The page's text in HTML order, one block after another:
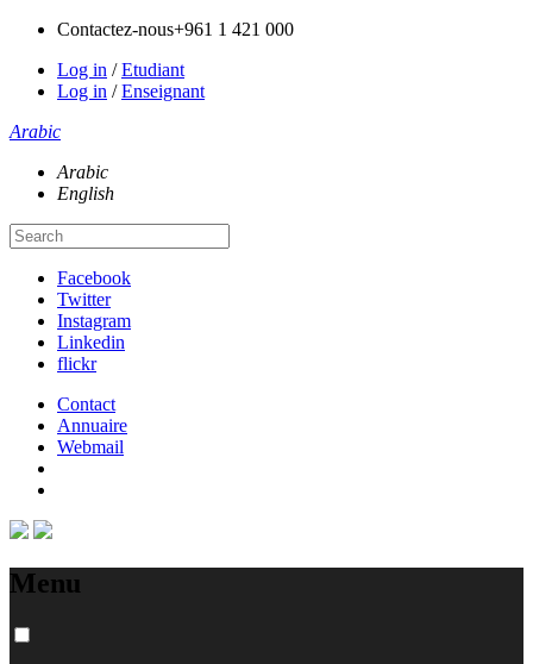
Contactez-nous+961 1 421 000
Log in /Etudiant
Log in /Enseignant
Arabic
Arabic
English
Facebook
Twitter
Instagram
Linkedin
flickr
Contact
Annuaire
Webmail
Menu